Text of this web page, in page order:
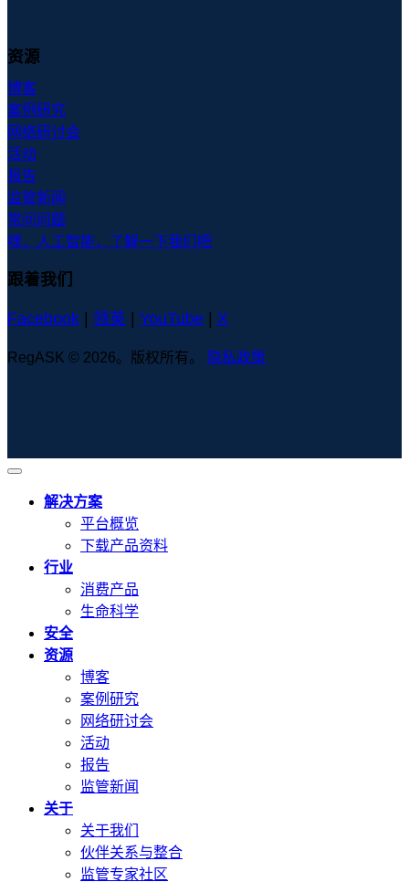
资源
博客
案例研究
网络研讨会
活动
报告
监管新闻
常问问题
嘿，人工智能，了解一下我们吧
跟着我们
Facebook | 领英 | YouTube | X
RegASK © 2026。版权所有。 隐私政策
解决方案
平台概览
下载产品资料
行业
消费产品
生命科学
安全
资源
博客
案例研究
网络研讨会
活动
报告
监管新闻
关于
关于我们
伙伴关系与整合
监管专家社区